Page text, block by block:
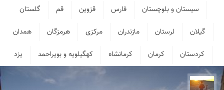
سیستان و بلوچستان فارس قزوین قم گلستان
گیلان لرستان مازندران مرکزی هرمزگان همدان
کردستان کرمان کرمانشاه کهگیلویه و بویراحمد یزد
مهدی مخلصیان